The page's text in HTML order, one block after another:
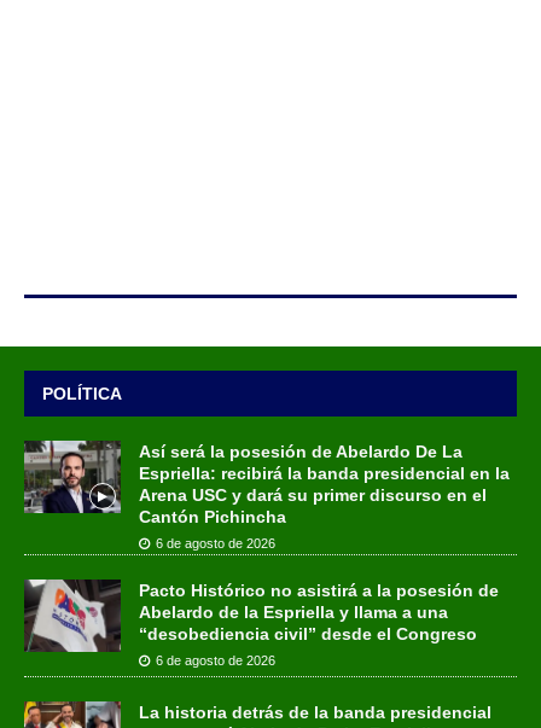
POLÍTICA
Así será la posesión de Abelardo De La
Espriella: recibirá la banda presidencial en la
Arena USC y dará su primer discurso en el
Cantón Pichincha
6 de agosto de 2026
Pacto Histórico no asistirá a la posesión de
Abelardo de la Espriella y llama a una
“desobediencia civil” desde el Congreso
6 de agosto de 2026
La historia detrás de la banda presidencial